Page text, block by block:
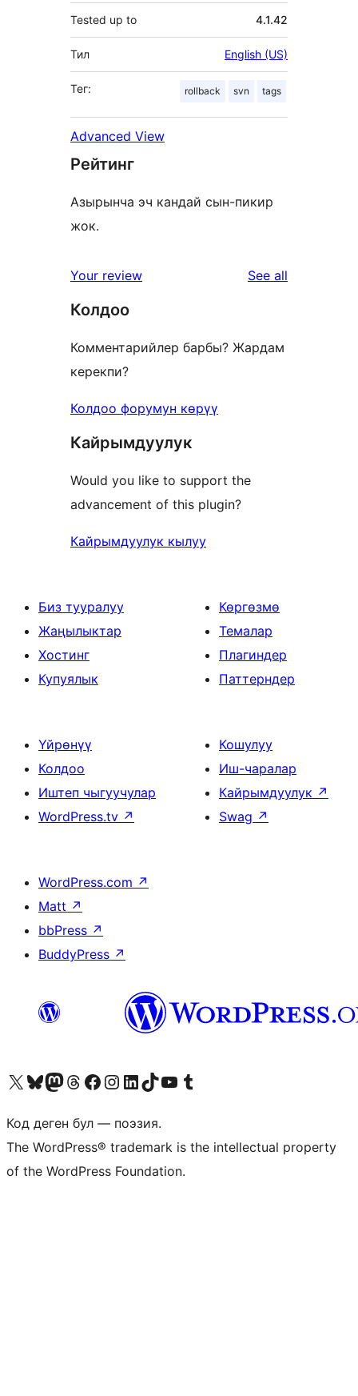
Tested up to 4.1.42
Тил English (US)
Тег: rollback svn tags
Advanced View
Рейтинг
Азырынча эч кандай сын-пикир
жок.
Your review See all
Колдоо
Комментарийлер барбы? Жардам
керекпи?
Колдоо форумун көрүү
Кайрымдуулук
Would you like to support the
advancement of this plugin?
Кайрымдуулук кылуу
Биз тууралуу
Жаңылыктар
Хостинг
Купуялык
Көргөзмө
Темалар
Плагиндер
Паттерндер
Үйрөнүү
Колдоо
Иштеп чыгуучулар
WordPress.tv ↗
Кошулуу
Иш-чаралар
Кайрымдуулук ↗
Swag ↗
WordPress.com ↗
Matt ↗
bbPress ↗
BuddyPress ↗
Visit our X (formerly Twitter) account
Visit our Bluesky account
Биздин Mastodon түрмөгүбүзгө баш багыңыз
Visit our Threads account
Биздин Facebook баракчабызга кириңиз
Биздин Instagram баракчабызга баш багыңыз
Биздин LinkedIn баракчабызга баш багыңыз
Visit our TikTok account
Visit our YouTube channel
Visit our Tumblr account
Код деген бул — поэзия.
The WordPress® trademark is the intellectual property
of the WordPress Foundation.